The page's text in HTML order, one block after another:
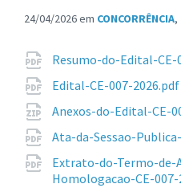
24/04/2026em CONCORRÊNCIA,
Anexos
Resumo-do-Edital-CE-
Edital-CE-007-2026.pdf
Anexos-do-Edital-CE-
Ata-da-Sessao-
Extrato-do-Termo-de-
Homologacao-CE-